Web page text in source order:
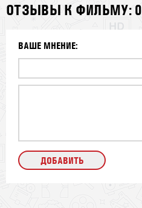
ОТЗЫВЫ К ФИЛЬМУ: 0
ВАШЕ МНЕНИЕ: